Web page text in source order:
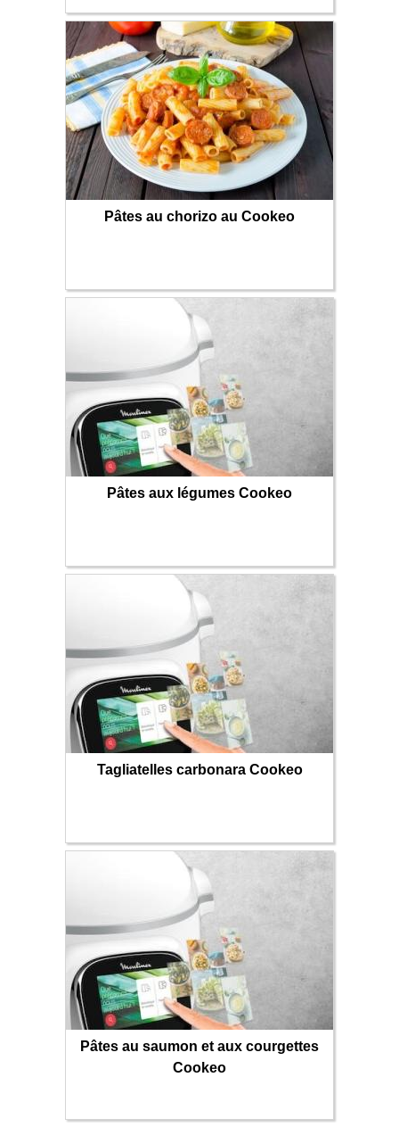
Pâtes au chorizo au Cookeo
Pâtes aux légumes Cookeo
Tagliatelles carbonara Cookeo
Pâtes au saumon et aux courgettes
Cookeo